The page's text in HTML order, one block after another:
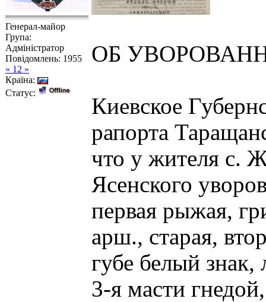
Генерал-майор
Група:
Адміністратор
Повідомлень: 1955
« 12 »
Країна:
Статус:
ОБ
Киевское
рапорта
что у жителя с.
Ясенского
первая рыжая,
арш., старая,
губе белый знак,
3-я масти